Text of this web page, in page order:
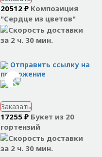
20512 ₽ Композиция
"Сердце из цветов"
за 2 ч. 30 мин.
Отправить ссылку на
приложение
Заказать
17255 ₽ Букет из 20
гортензий
за 2 ч. 30 мин.